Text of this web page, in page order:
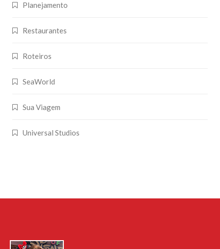
Planejamento
Restaurantes
Roteiros
SeaWorld
Sua Viagem
Universal Studios